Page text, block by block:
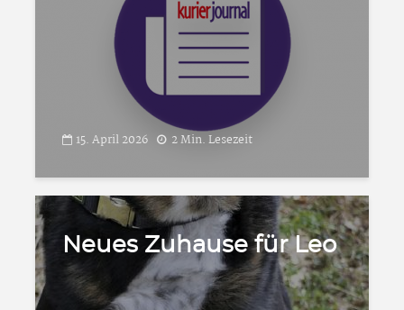
15. April 2026 2 Min. Lesezeit
Neues Zuhause für Leo